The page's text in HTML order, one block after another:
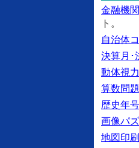
金融機
ト。
自治体
決算月･
動体視
算数問
歴史年
画像パ
地図印